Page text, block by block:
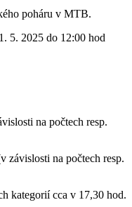
poháru v MTB.
5. 2025 do 12:00 hod
na počtech resp.
závislosti na počtech resp.
kategorií cca v 17,30 hod.